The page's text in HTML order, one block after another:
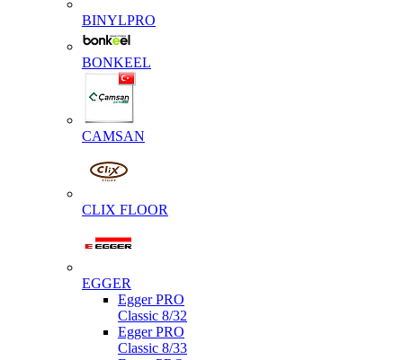
BINYLPRO
BONKEEL
CAMSAN
CLIX FLOOR
EGGER
Egger PRO
Classic 8/32
Egger PRO
Classic 8/33